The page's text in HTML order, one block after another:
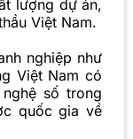
lượng dự án,
Việt Nam.
nghiệp như
Việt Nam có
số trong
quốc gia về